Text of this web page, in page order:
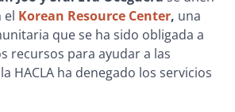
el Korean Resource Center, una
que se ha sido obligada a
recursos para ayudar a las
HACLA ha denegado los servicios